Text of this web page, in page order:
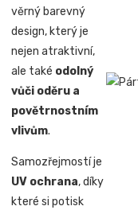
věrný barevný
design, který je
nejen atraktivní,
ale také odolný
vůči oděru a
povětrnostním
vlivům.
Samozřejmostí je
UV ochrana, díky
které si potisk